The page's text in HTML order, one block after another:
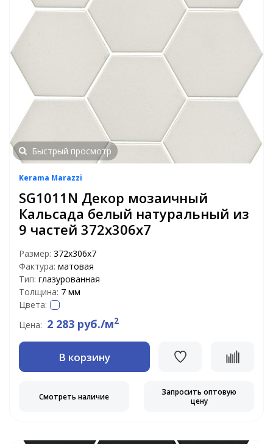
Быстрый просмотр
Kerama Marazzi
SG1011N Декор мозаичный
Кальсада белый натуральный из
9 частей 372х306х7
Размер: 372х306х7
Фактура: матовая
Тип: глазурованная
Толщина: 7 мм
Цвета:
Цена: 2 283 руб./м2
В корзину
Смотреть наличие
Запросить оптовую
цену